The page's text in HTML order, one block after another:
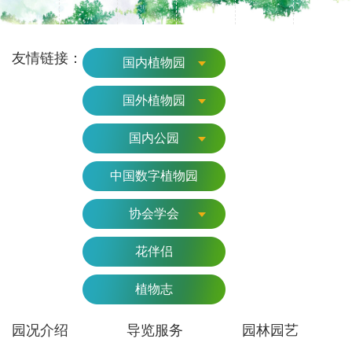
友情链接： 国内植物园
国外植物园
国内公园
中国数字植物园
协会学会
花伴侣
植物志
园况介绍 导览服务 园林园艺